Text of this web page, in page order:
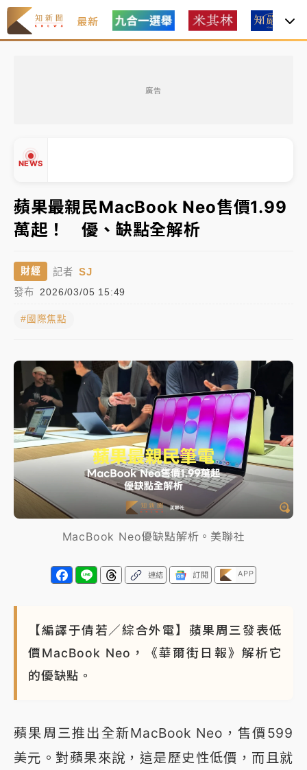
最新
廣告
NEWS
中信慈善基金會想增加董事人數！辜仲諒向法院聲請遭
駁 理由曝光
故宮《龍藏經》特展第2檔！今線上預約開賣一度塞車
周六起展出延長至晚上7時
台東農業處長涉圖利渡假村！東檢抗告成功 今重開羈
父親節泡湯了！中颱白海豚雨彈轟3天 「紅到發紫」降
雨熱區曝
暑假過三周才推「E宿新北打卡趣」！抽獎程序複雜 觀
旅局回應了
中信慈善基金會想增加董事人數！辜仲諒向法院聲請遭
駁 理由曝光
故宮《龍藏經》特展第2檔！今線上預約開賣一度塞車
周六起展出延長至晚上7時
台東農業處長涉圖利渡假村！東檢抗告成功 今重開羈
押庭
雨熱區曝
蘋果最親民MacBook Neo售價1.99
萬起！ 優、缺點全解析
財經 記者 SJ
發布 2026/03/05 15:49
#國際焦點
MacBook Neo優缺點解析。美聯社
連結 訂閱 APP
【編譯于倩若／綜合外電】蘋果周三發表低
價MacBook Neo，《華爾街日報》解析它
的優缺點。
蘋果周三推出全新MacBook Neo，售價599
美元。對蘋果來說，這是歷史性低價，而且就